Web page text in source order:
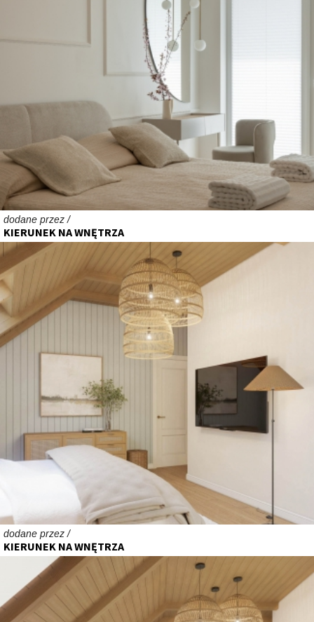
dodane przez /
KIERUNEK NA WNĘTRZA
dodane przez /
KIERUNEK NA WNĘTRZA